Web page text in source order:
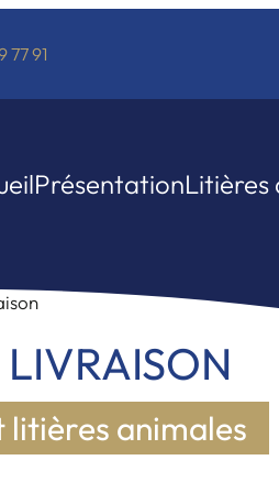
77 91
PrésentationLitières
litières animales